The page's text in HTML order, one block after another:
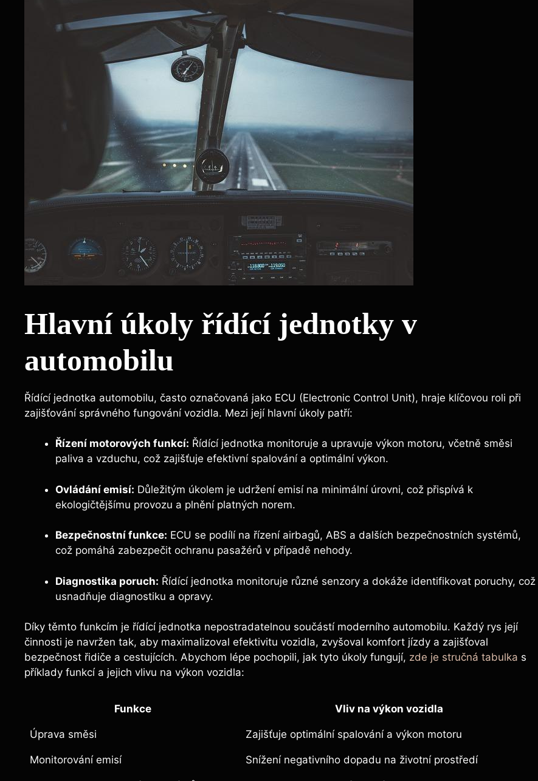
Hlavní úkoly řídící jednotky v
automobilu
Řídící jednotka automobilu, často označovaná jako ECU (Electronic Control Unit), hraje klíčovou roli při
zajišťování správného fungování vozidla. Mezi její hlavní úkoly patří:
Řízení motorových funkcí: Řídící jednotka monitoruje a upravuje výkon motoru, včetně směsi
paliva a vzduchu, což zajišťuje efektivní spalování a optimální výkon.
Ovládání emisí: Důležitým úkolem je udržení emisí na minimální úrovni, což přispívá k
ekologičtějšímu provozu a plnění platných norem.
Bezpečnostní funkce: ECU se podílí na řízení airbagů, ABS a dalších bezpečnostních systémů,
což pomáhá zabezpečit ochranu pasažérů v případě nehody.
Diagnostika poruch: Řídící jednotka monitoruje různé senzory a dokáže identifikovat poruchy, což
usnadňuje diagnostiku a opravy.
Díky těmto funkcím je řídící jednotka nepostradatelnou součástí moderního automobilu. Každý rys její
činnosti je navržen tak, aby maximalizoval efektivitu vozidla, zvyšoval komfort jízdy a zajišťoval
bezpečnost řidiče a cestujících. Abychom lépe pochopili, jak tyto úkoly fungují, zde je stručná tabulka s
příklady funkcí a jejich vlivu na výkon vozidla:
Funkce Vliv na výkon vozidla
Úprava směsi Zajišťuje optimální spalování a výkon motoru
Monitorování emisí Snížení negativního dopadu na životní prostředí